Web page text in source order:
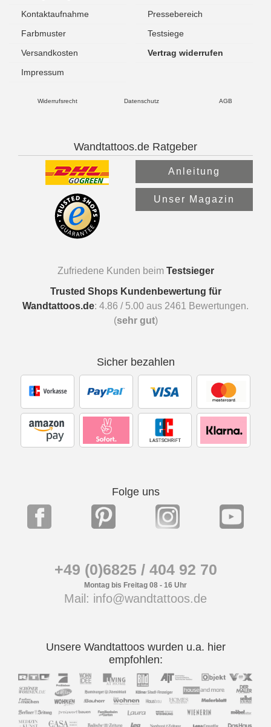
Kontaktaufnahme
Pressebereich
Farbmuster
Testsiege
Versandkosten
Vertrag widerrufen
Impressum
Widerrufsrecht Datenschutz AGB
Wandtattoos.de Ratgeber
Anleitung
Unser Magazin
Zufriedene Kunden beim Testsieger
Trusted Shops Kundenbewertung für
Wandtattoos.de: 4.86 / 5.00 aus 2461
Bewertungen.
(sehr gut)
Sicher bezahlen
Folge uns
+49 (0)6825 / 404 92 70
Montag bis Freitag 08 - 16 Uhr
Mail: info@wandtattoos.de
Unsere Wandtattoos wurden u.a. hier
empfohlen: